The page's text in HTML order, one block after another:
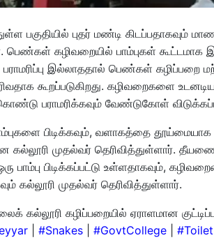
பகுதியில் புதர் மண்டி கிடப்பதாகவும்
பெண்கள் கழிவறையில் பாம்புகள் கூட்டமாக
பராமரிப்பு இல்லாததால் பெண்கள் கழிப்பறை
கூறப்படுகிறது. கழிவறைகளை
பராமரிக்கவும் வேண்டுகோள்
பிடிக்கவும், வளாகத்தை
கல்லூரி முதல்வர் தெரிவித்துள்ளார்.
பாம்பு பிடிக்கப்பட்டு உள்ளதாகவும்,
கல்லூரி முதல்வர் தெரிவித்துள்ளார்.
கல்லூரி கழிப்பறையில் ஏராளமான
|#Snakes |#GovtCollege |#Toilet